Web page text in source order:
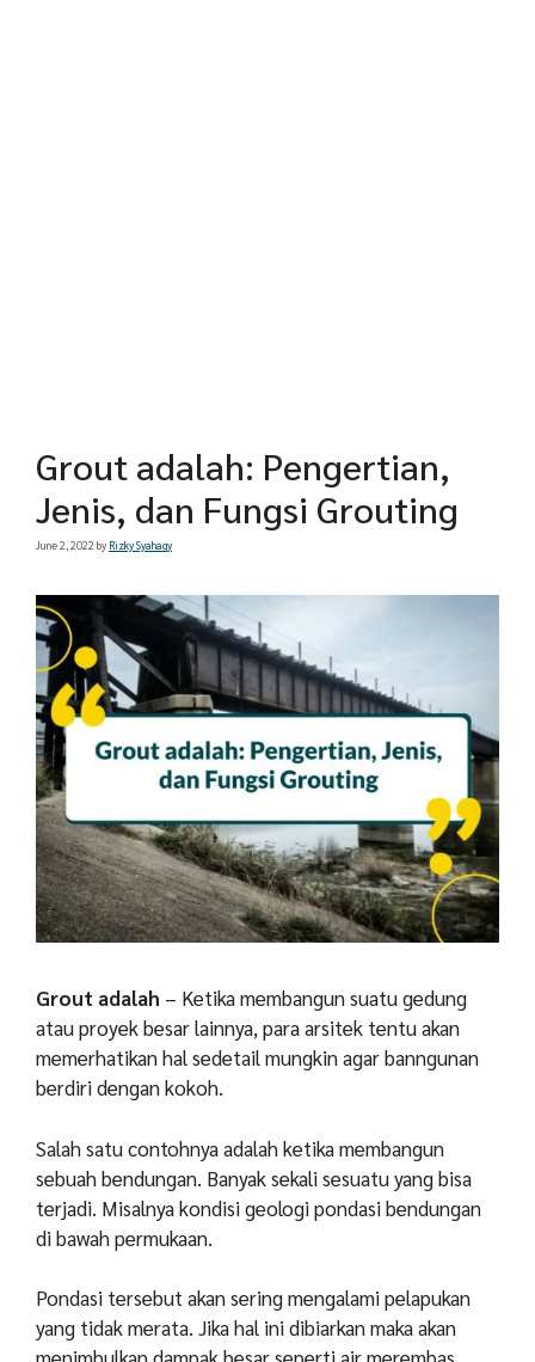
Grout adalah: Pengertian,
Jenis, dan Fungsi Grouting
June 2, 2022 by Rizky Syahaqy
Grout adalah – Ketika membangun suatu gedung
atau proyek besar lainnya, para arsitek tentu akan
memerhatikan hal sedetail mungkin agar banngunan
berdiri dengan kokoh.
Salah satu contohnya adalah ketika membangun
sebuah bendungan. Banyak sekali sesuatu yang bisa
terjadi. Misalnya kondisi geologi pondasi bendungan
di bawah permukaan.
Pondasi tersebut akan sering mengalami pelapukan
yang tidak merata. Jika hal ini dibiarkan maka akan